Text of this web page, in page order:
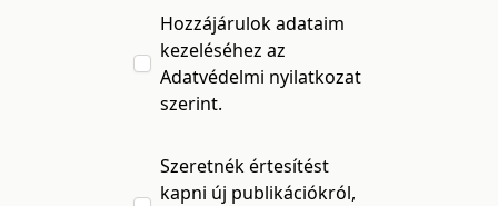
Hozzájárulok adataim
kezeléséhez az
Adatvédelmi nyilatkozat
szerint.
Szeretnék értesítést
kapni új publikációkról,